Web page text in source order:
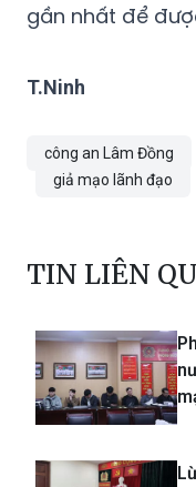
gần nhất để
T.Ninh
công an Lâm Đồng
giả mạo lãnh đạo
TIN LIÊN